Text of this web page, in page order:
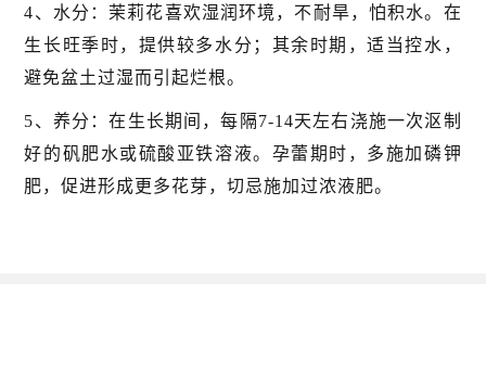
4、水分：茉莉花喜欢湿润环境，不耐旱，怕积水。在
生长旺季时，提供较多水分；其余时期，适当控水，
避免盆土过湿而引起烂根。
5、养分：在生长期间，每隔7-14天左右浇施一次沤制
好的矾肥水或硫酸亚铁溶液。孕蕾期时，多施加磷钾
肥，促进形成更多花芽，切忌施加过浓液肥。